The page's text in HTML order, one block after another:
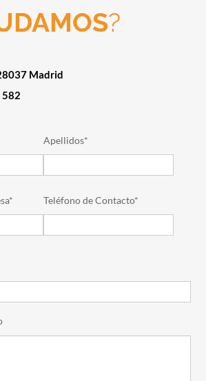
?
Madrid
582
Apellidos*
Teléfono de Contacto*